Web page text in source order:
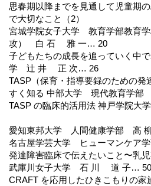
思春期以降までを見通して児童期
で大切なこと（2）
宮城学院女子大学 教育学部教育
攻） 白 石 雅 一… 20
子どもたちの成長を追っていく中
学 辻 井 正 次… 26
TASP（保育・指導要録のための発
すく知る 中部大学 現代教育学
TASP の臨床的活用法 神戸学院
愛知東邦大学 人間健康学部 高
名古屋学芸大学 ヒューマン
発達障害臨床で伝えたいこと〜乳
武庫川女子大学 石 川 道 子… 50
CRAFT を応用したひきこもりの家